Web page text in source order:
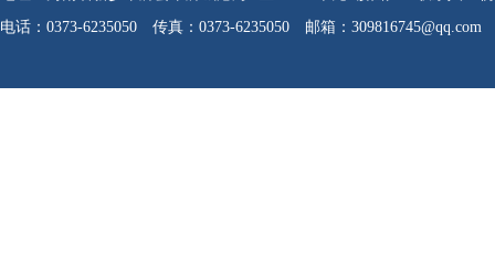
电话：0373-6235050 传真：0373-6235050 邮箱：